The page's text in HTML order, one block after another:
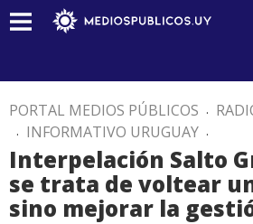
PORTAL MEDIOS PÚBLICOS .
. INFORMATIVO URUGUAY .
Interpelación Salto
se trata de voltear
sino mejorar la